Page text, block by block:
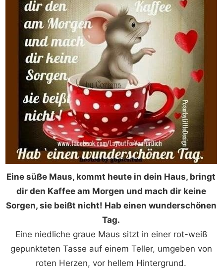
Eine süße Maus, kommt heute in dein Haus, bringt
dir den Kaffee am Morgen und mach dir keine
Sorgen, sie beißt nicht! Hab einen wunderschönen
Tag.
Eine niedliche graue Maus sitzt in einer rot-weiß
gepunkteten Tasse auf einem Teller, umgeben von
roten Herzen, vor hellem Hintergrund.